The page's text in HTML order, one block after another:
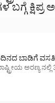
ಬಗ್ಗೆ ಕ್ಷಿಪ್ರ
ಬಾಡಿಗೆ
ಅರಣ್ಯ